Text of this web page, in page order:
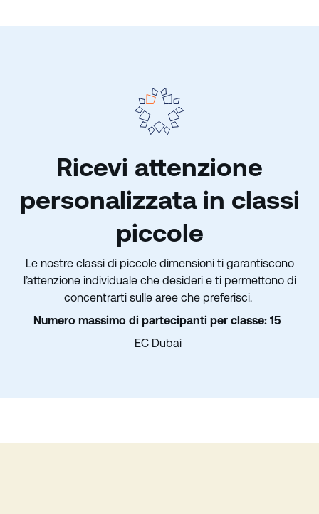
Ricevi attenzione
personalizzata in classi
piccole
Le nostre classi di piccole dimensioni ti garantiscono
l’attenzione individuale che desideri e ti permettono di
concentrarti sulle aree che preferisci.
Numero massimo di partecipanti per classe: 15
EC Dubai